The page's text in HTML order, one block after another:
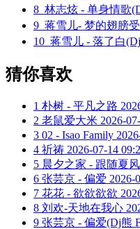
8 林志炫 - 单身情歌
9 蒋雪儿- 梦的翅膀
10 蒋雪儿 - 落了白
猜你喜欢
1 朴树 - 平凡之路
2 老鼠爱大米 2026-
3 02 - Isao Family
4 祈祷 2026-07-14
5 晨夕之家 - 跟随夏
6 张芸京 - 偏爱 2026-
7 花花 - 欲欲欲欲
8 刘欢-天地在我心
9 张芸京 - 偏爱(Dj熊